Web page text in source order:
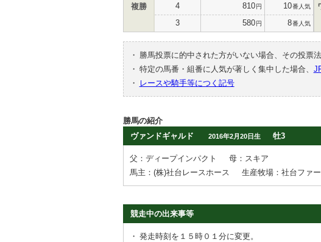
複勝 4 810円 10番人気
3 580円 8番人気
・ 勝馬投票に的中された方がいない場合、その投票
・ 特定の馬番・組番に人気が著しく集中した場合、
・
レースや騎手等につく記号
勝馬の紹介
ヴァンドギャルド
2016年2月20日生 牡3
父：ディープインパクト
母：スキア
馬主：(株)社台レースホース
生産牧場：社台ファ
競走中の出来事等
・ 発走時刻を１５時０１分に変更。